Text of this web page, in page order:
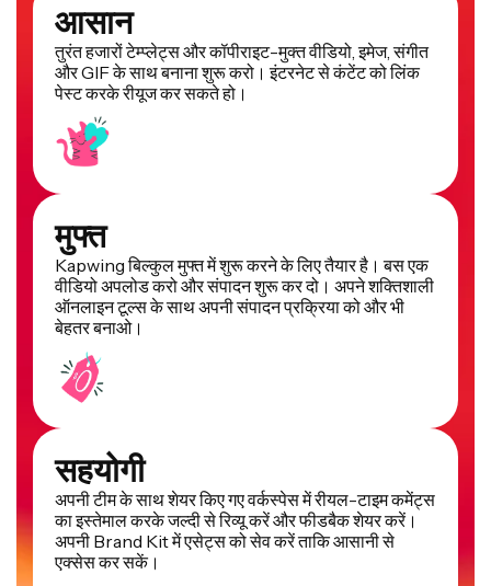
आसान
तुरंत हजारों टेम्प्लेट्स और कॉपीराइट-मुक्त वीडियो, इमेज, संगीत
और GIF के साथ बनाना शुरू करो। इंटरनेट से कंटेंट को लिंक
पेस्ट करके रीयूज कर सकते हो।
मुफ्त
Kapwing बिल्कुल मुफ्त में शुरू करने के लिए तैयार है। बस एक
वीडियो अपलोड करो और संपादन शुरू कर दो। अपने शक्तिशाली
ऑनलाइन टूल्स के साथ अपनी संपादन प्रक्रिया को और भी
बेहतर बनाओ।
सहयोगी
अपनी टीम के साथ शेयर किए गए वर्कस्पेस में रीयल-टाइम कमेंट्स
का इस्तेमाल करके जल्दी से रिव्यू करें और फीडबैक शेयर करें।
अपनी Brand Kit में एसेट्स को सेव करें ताकि आसानी से
एक्सेस कर सकें।